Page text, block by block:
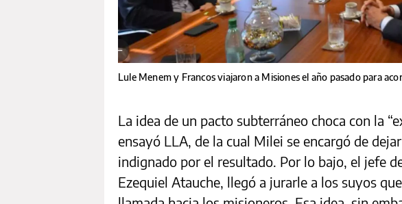
Lule Menem y Francos viajaron a Misiones el año pasado para
La idea de un pacto subterráneo choca con la
ensayó LLA, de la cual Milei se encargó de
indignado por el resultado. Por lo bajo, el jefe
Ezequiel Atauche, llegó a jurarle a los suyos